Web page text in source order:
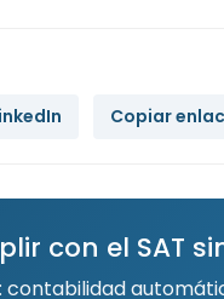
Copiar
con el SAT